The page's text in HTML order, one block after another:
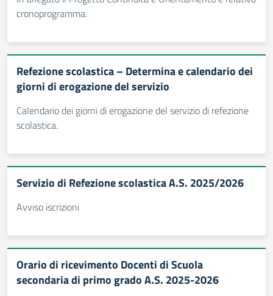
cronoprogramma.
Refezione scolastica – Determina e calendario dei
giorni di erogazione del servizio
Calendario dei giorni di erogazione del servizio di refezione
scolastica.
Servizio di Refezione scolastica A.S. 2025/2026
Avviso iscrizioni
Orario di ricevimento Docenti di Scuola
secondaria di primo grado A.S. 2025-2026